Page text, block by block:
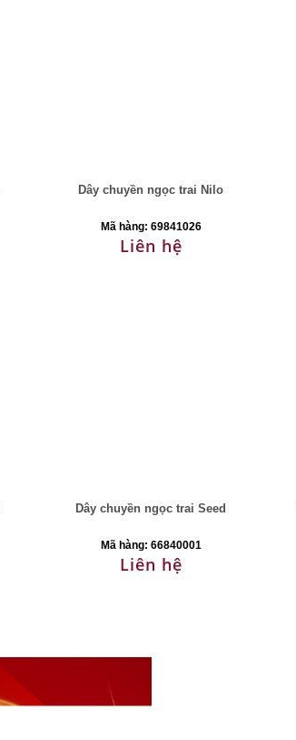
Dây chuyền ngọc trai Nilo
Mã hàng: 69841026
Liên hệ
Dây chuyền ngọc trai Seed
Mã hàng: 66840001
Liên hệ